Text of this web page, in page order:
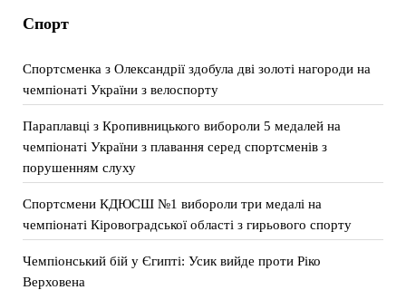
Спорт
Спортсменка з Олександрії здобула дві золоті нагороди на
чемпіонаті України з велоспорту
Параплавці з Кропивницького вибороли 5 медалей на
чемпіонаті України з плавання серед спортсменів з
порушенням слуху
Спортсмени КДЮСШ №1 вибороли три медалі на
чемпіонаті Кіровоградської області з гирьового спорту
Чемпіонський бій у Єгипті: Усик вийде проти Ріко
Верховена